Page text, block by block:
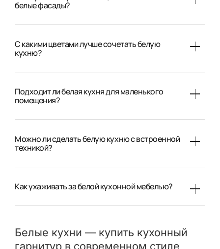
белые фасады?
С какими цветами лучше сочетать белую
кухню?
Подходит ли белая кухня для маленького
помещения?
Можно ли сделать белую кухню с встроенной
техникой?
Как ухаживать за белой кухонной мебелью?
Белые кухни — купить кухонный
гарнитур в современном стиле